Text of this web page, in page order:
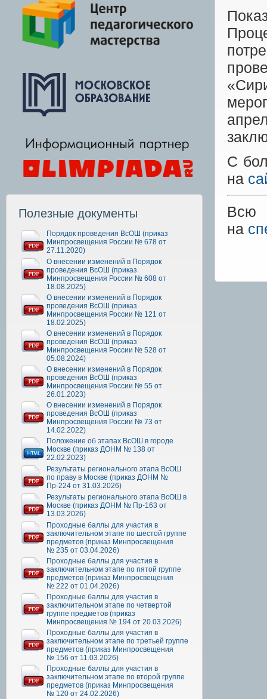
Полезные документы
Порядок проведения ВсОШ (приказ
Минпросвещения России № 678 от
27.11.2020)
О внесении изменений в Порядок
проведения ВсОШ (приказ
Минпросвещения России № 608 от
18.08.2025)
О внесении изменений в Порядок
проведения ВсОШ (приказ
Минпросвещения России № 121 от
18.02.2025)
О внесении изменений в Порядок
проведения ВсОШ (приказ
Минпросвещения России № 528 от
05.08.2024)
О внесении изменений в Порядок
проведения ВсОШ (приказ
Минпросвещения России № 55 от
26.01.2023)
О внесении изменений в Порядок
проведения ВсОШ (приказ
Минпросвещения России № 73 от
14.02.2022)
Положение об этапах ВсОШ в городе
Москве (приказ ДОНМ № 138 от
22.02.2023)
Результаты регионального этапа ВсОШ
по праву в Москве (приказ ДОНМ №
Пр-224 от 31.03.2026)
Результаты регионального этапа ВсОШ в
Москве (приказ ДОНМ № Пр-163 от
13.03.2026)
Проходные баллы для участия в
заключительном этапе по шестой группе
предметов (приказ Минпросвещения
№ 235 от 03.04.2026)
Проходные баллы для участия в
заключительном этапе по пятой группе
предметов (приказ Минпросвещения
№ 222 от 01.04.2026)
Проходные баллы для участия в
заключительном этапе по четвертой
группе предметов (приказ
Минпросвещения № 194 от 20.03.2026)
Проходные баллы для участия в
заключительном этапе по третьей группе
предметов (приказ Минпросвещения
№ 156 от 11.03.2026)
Проходные баллы для участия в
заключительном этапе по второй группе
предметов (приказ Минпросвещения
№ 120 от 24.02.2026)
С
на
Всю
на